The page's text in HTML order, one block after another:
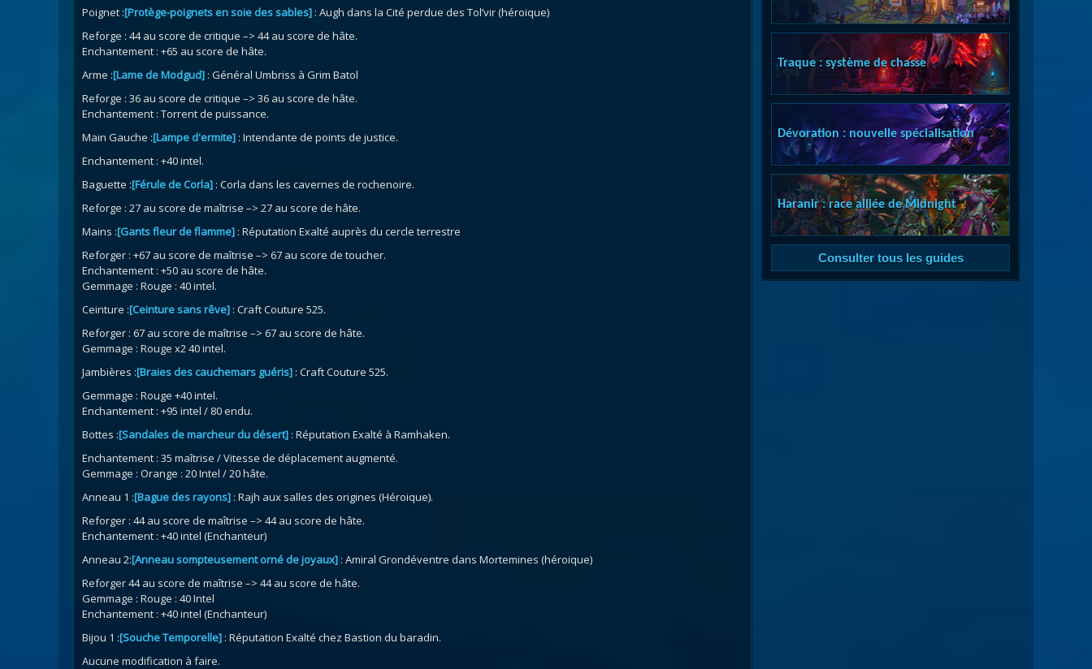
Poignet :[Protège-poignets en soie des sables] : Augh dans la Cité perdue des Tol’vir (héroique)
Reforge : 44 au score de critique –> 44 au score de hâte.
Enchantement : +65 au score de hâte.
Arme :[Lame de Modgud] : Général Umbriss à Grim Batol
Reforge : 36 au score de critique –> 36 au score de hâte.
Enchantement : Torrent de puissance.
Main Gauche :[Lampe d'ermite] : Intendante de points de justice.
Enchantement : +40 intel.
Baguette :[Férule de Corla] : Corla dans les cavernes de rochenoire.
Reforge : 27 au score de maîtrise –> 27 au score de hâte.
Mains :[Gants fleur de flamme] : Réputation Exalté auprès du cercle terrestre
Reforger : +67 au score de maîtrise –> 67 au score de toucher.
Enchantement : +50 au score de hâte.
Gemmage : Rouge : 40 intel.
Ceinture :[Ceinture sans rêve] : Craft Couture 525.
Reforger : 67 au score de maîtrise –> 67 au score de hâte.
Gemmage : Rouge x2 40 intel.
Jambières :[Braies des cauchemars guéris] : Craft Couture 525.
Gemmage : Rouge +40 intel.
Enchantement : +95 intel / 80 endu.
Bottes :[Sandales de marcheur du désert] : Réputation Exalté à Ramhaken.
Enchantement : 35 maîtrise / Vitesse de déplacement augmenté.
Gemmage : Orange : 20 Intel / 20 hâte.
Anneau 1 :[Bague des rayons] : Rajh aux salles des origines (Héroique).
Reforger : 44 au score de maîtrise –> 44 au score de hâte.
Enchantement : +40 intel (Enchanteur)
Anneau 2:[Anneau sompteusement orné de joyaux] : Amiral Grondéventre dans Mortemines (héroique)
Reforger 44 au score de maîtrise –> 44 au score de hâte.
Gemmage : Rouge : 40 Intel
Enchantement : +40 intel (Enchanteur)
Bijou 1 :[Souche Temporelle] : Réputation Exalté chez Bastion du baradin.
Aucune modification à faire.
Traque : système de chasse
Dévoration : nouvelle spécialisation
Haranir : race alliée de Midnight
Consulter tous les guides